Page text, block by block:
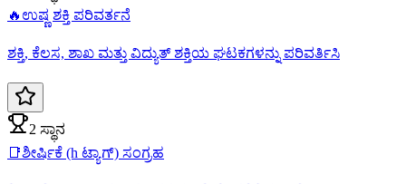
🔥ಉಷ್ಣ ಶಕ್ತಿ ಪರಿವರ್ತನೆ
ಶಕ್ತಿ, ಕೆಲಸ, ಶಾಖ ಮತ್ತು ವಿದ್ಯುತ್ ಶಕ್ತಿಯ ಘಟಕಗಳನ್ನು ಪರಿವರ್ತಿಸಿ
2 ಸ್ಥಾನ
📑ಶೀರ್ಷಿಕೆ (h ಟ್ಯಾಗ್) ಸಂಗ್ರಹ